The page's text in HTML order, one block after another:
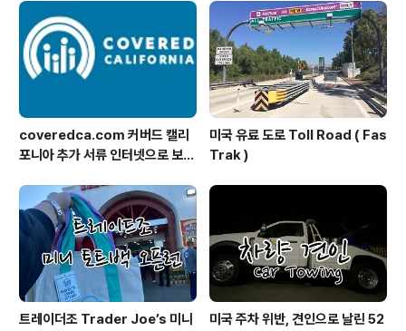
coveredca.com 커버드 캘리
포니아 추가 서류 인터넷으로 보내
미국 유료 도로 Toll Road ( Fas
Trak )
트레이더조 Trader Joe’s 미니 미국 주차 위반, 견인으로 날린 52